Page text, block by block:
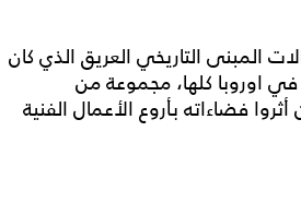
المبنى التاريخي العريق الذي كان
في اوروبا كلها، مجموعة من
فضاءاته بأروع الأعمال الفنية